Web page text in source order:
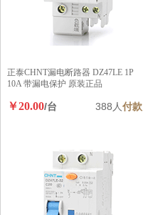
正泰CHNT漏电断路器 DZ47LE 1P
10A 带漏电保护 原装正品
￥20.00/台 388人付款